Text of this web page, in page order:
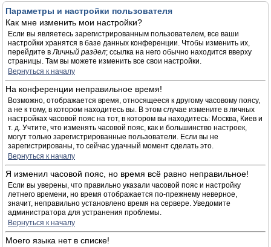
Параметры и настройки пользователя
Как мне изменить мои настройки?
Если вы являетесь зарегистрированным пользователем, все ваши
настройки хранятся в базе данных конференции. Чтобы изменить их,
перейдите вЛичный раздел; ссылка на него обычно находится вверху
страницы. Там вы можете изменить все свои настройки.
Вернуться к началу
На конференции неправильное время!
Возможно, отображается время, относящееся к другому часовому поясу,
а не к тому, в котором находитесь вы. В этом случае измените в личных
настройках часовой пояс на тот, в котором вы находитесь: Москва, Киев и
т. д. Учтите, что изменять часовой пояс, как и большинство настроек,
могут только зарегистрированные пользователи. Если вы не
зарегистрированы, то сейчас удачный момент сделать это.
Вернуться к началу
Я изменил часовой пояс, но время всё равно неправильное!
Если вы уверены, что правильно указали часовой пояс и настройку
летнего времени, но время отображается по-прежнему неверное,
значит, неправильно установлено время на сервере. Уведомите
администратора для устранения проблемы.
Вернуться к началу
Моего языка нет в списке!